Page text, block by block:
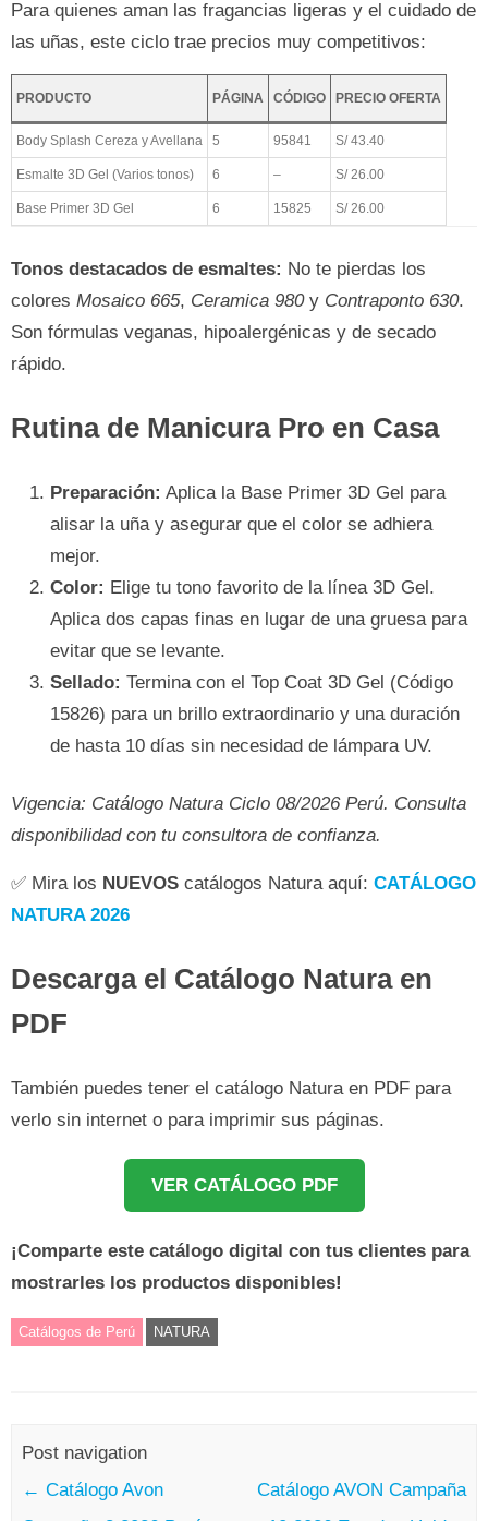
Para quienes aman las fragancias ligeras y el cuidado de
las uñas, este ciclo trae precios muy competitivos:
PRODUCTO PÁGINA CÓDIGO PRECIO OFERTA
Body Splash Cereza y Avellana 5 95841 S/ 43.40
Esmalte 3D Gel (Varios tonos) 6 – S/ 26.00
Base Primer 3D Gel 6 15825 S/ 26.00
Tonos destacados de esmaltes: No te pierdas los
colores Mosaico 665, Ceramica 980y Contraponto 630.
Son fórmulas veganas, hipoalergénicas y de secado
rápido.
Rutina de Manicura Pro en Casa
Preparación: Aplica la Base Primer 3D Gel para
alisar la uña y asegurar que el color se adhiera
mejor.
Color: Elige tu tono favorito de la línea 3D Gel.
Aplica dos capas finas en lugar de una gruesa para
evitar que se levante.
Sellado: Termina con el Top Coat 3D Gel (Código
15826) para un brillo extraordinario y una duración
de hasta 10 días sin necesidad de lámpara UV.
Vigencia: Catálogo Natura Ciclo 08/2026 Perú. Consulta
disponibilidad con tu consultora de confianza.
✅ Mira los NUEVOS catálogos Natura aquí: CATÁLOGO
NATURA 2026
Descarga el Catálogo Natura en
PDF
También puedes tener el catálogo Natura en PDF para
verlo sin internet o para imprimir sus páginas.
VER CATÁLOGO PDF
¡Comparte este catálogo digital con tus clientes para
mostrarles los productos disponibles!
Catálogos de Perú NATURA
Post navigation
← Catálogo Avon
Catálogo AVON Campaña